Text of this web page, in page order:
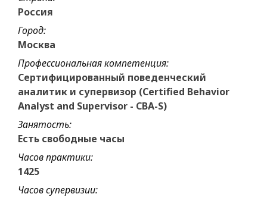
Россия
Город:
Москва
Профессиональная компетенция:
Сертифицированный поведенческий
аналитик и супервизор (Certified Behavior
Analyst and Supervisor - CBA-S)
Занятость:
Есть свободные часы
Часов практики:
1425
Часов супервизии: